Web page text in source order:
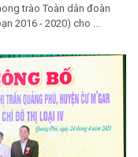
trào Toàn dân đoàn
2016 - 2020) cho ...